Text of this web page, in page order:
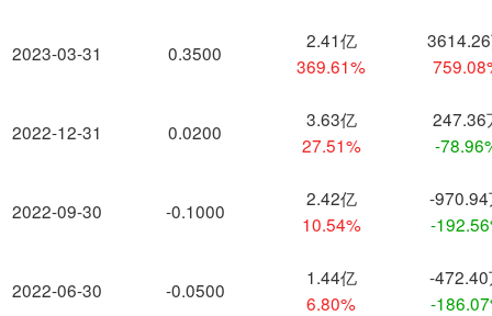
2023-03-31
2022-12-31
2022-09-30
2022-06-30
0.3500
2.41亿
369.61%
0.0200
3.63亿
27.51%
247.36
-
-0.1000
2.42亿
10.54%
-
-
-0.0500
1.44亿
6.80%
-
-